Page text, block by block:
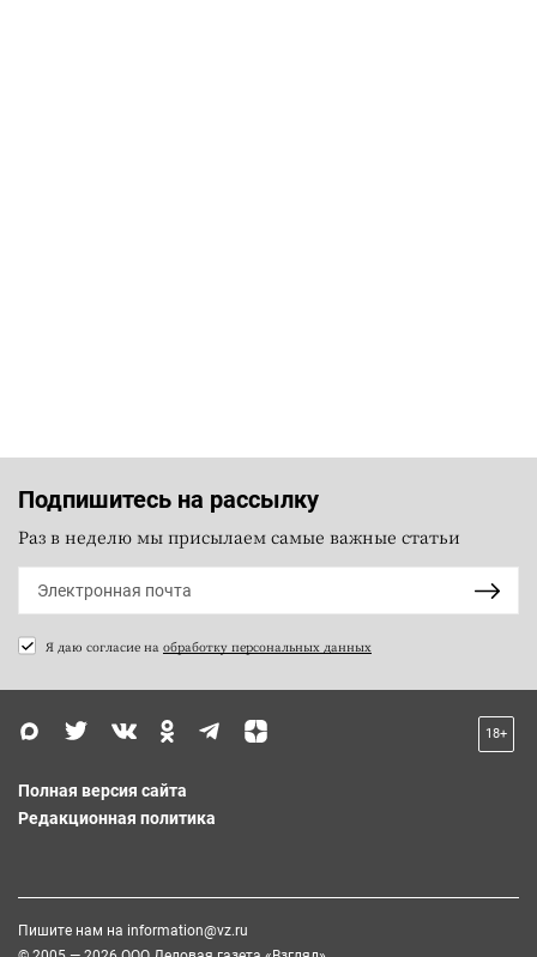
Подпишитесь на рассылку
Раз в неделю мы присылаем самые важные статьи
Я даю согласие на обработку персональных данных
18+
Полная версия сайта
Редакционная политика
Пишите нам на information@vz.ru